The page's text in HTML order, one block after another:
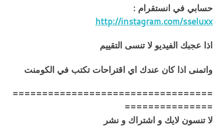
حسابي في انستقرام :
http://instagram.com/sseluxx
اذا عجبك الفيديو لا تنسى التقييم
واتمنى اذا كان عندك اي اقتراحات تكتب في الكومنت
==================================
===============
لا تنسون لايك و اشتراك و نشر